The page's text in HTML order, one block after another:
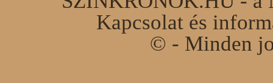
Kapcsolat és
© - Minden